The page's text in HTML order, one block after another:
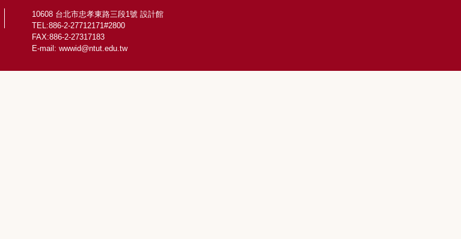
10608 台北市忠孝東路三段1號 設計館
TEL:886-2-27712171#2800
FAX:886-2-27317183
E-mail: wwwid@ntut.edu.tw